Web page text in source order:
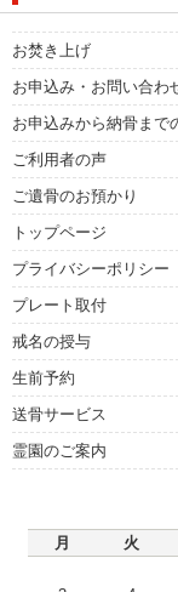
お焚き上げ
お申込み・お問い合わ
お申込みから納骨まで
ご利用者の声
ご遺骨のお預かり
トップページ
プライバシーポリシー
プレート取付
戒名の授与
生前予約
送骨サービス
霊園のご案内
月
火